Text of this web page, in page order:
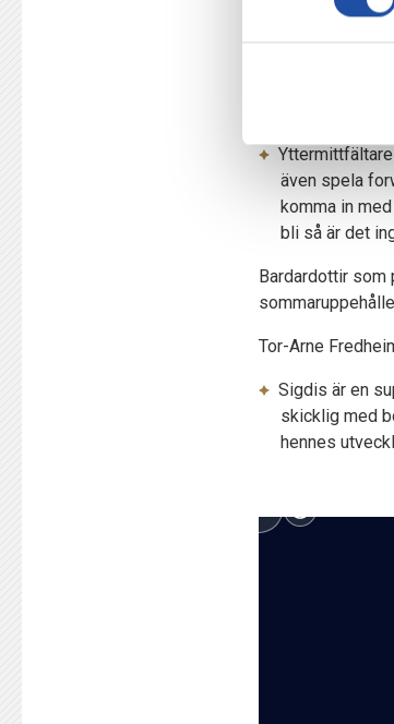
göra med.
ledare här
Norrköping
Yttermittfältare
även spela
komma in
bli så är det
Bardardottir som
Tor-Arne
Sigdis är en
skicklig med
hennes